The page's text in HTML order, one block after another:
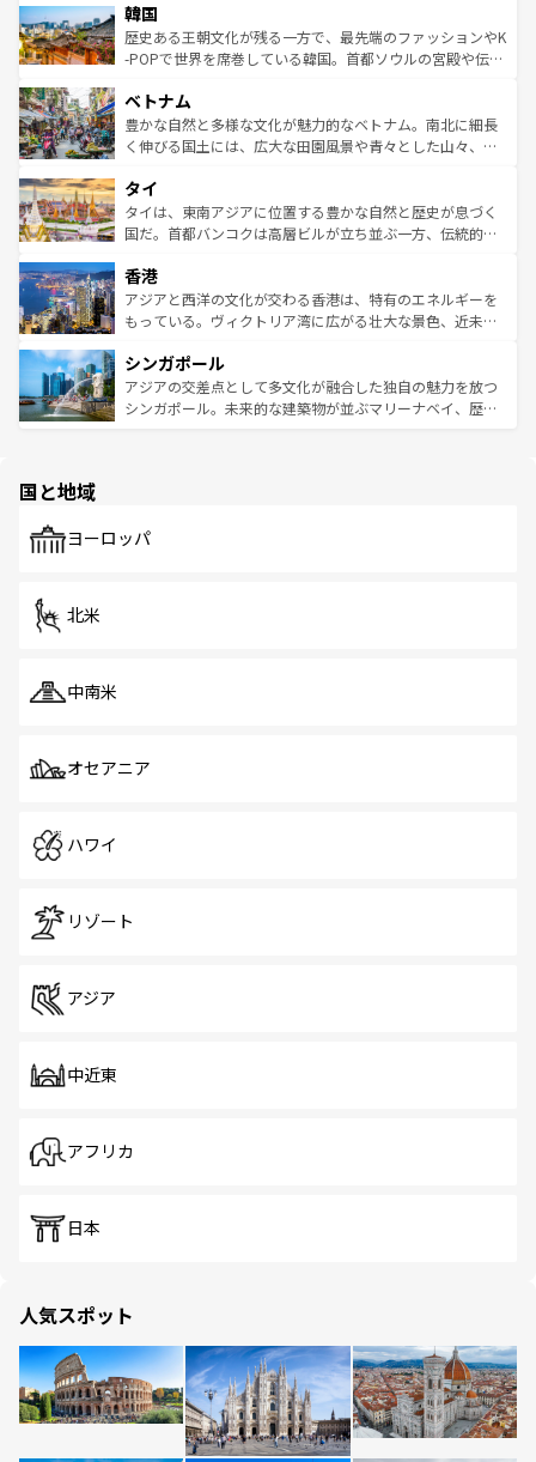
ワイを、存分に味わってほしい。 なお、新着のハワイ情報
はコンテンツ一覧を参照してほしい。
いる。アクティビティも充実しており、サーフィンやダイ
ビング、ハイキングなど、アウトドア好きにはたまらな
い。オーストラリアの多彩な魅力を存分に味わいつくそ
参照してほしい。
ン）、静ひつな山岳地帯である台湾東部など、都市の喧騒
と山間の静けさが共存しており、訪れる人に新しい発見と
驚きをもたらしてくれる。また、奥深い台湾の食文化も魅
容にもいいと評判のスイーツなど、バラエティ豊かな料理
が味わえる。 なお、新着の台湾情報は コンテンツ一覧を参
照してほしい。
韓国
歴史ある王朝文化が残る一方で、最先端のファッションやK
-POPで世界を席巻している韓国。首都ソウルの宮殿や伝統
き、地方に足を延ばせば四季折々の自然美を楽しむことが
できる。そして、キムチや焼肉、絶品のストリートフード
まで、さまざまな韓国料理が待っている。夜には、韓国な
リティに包まれながら、韓国の多彩な魅力を心ゆくまで味
わってみてほしい。 なお、新着の韓国情報はコンテンツ一
覧を参照してほしい。
ベトナム
豊かな自然と多様な文化が魅力的なベトナム。南北に細長
く伸びる国土には、広大な田園風景や青々とした山々、世
急速な発展と共に伝統が息づく。ハノイの古い町並みやホ
ーチミン市のフランス統治時代の建物も、独特の雰囲気を
醸し出している。また、バラエティの豊かさとおいしさで
とつ。フォーやバインミー、ベトナムコーヒーなどは、ぜ
ひ現地で味わいたい。どの地域を訪れてもあたたかい人々
が旅行者を迎えてくれるので、きっと忘れられない旅にな
参照してほしい。
タイ
タイは、東南アジアに位置する豊かな自然と歴史が息づく
国だ。首都バンコクは高層ビルが立ち並ぶ一方、伝統的な
の活気が交差している。北部ではチェンマイなどの山岳地
帯で自然と触れ合い、南部ではプーケットやクラビの美し
いビーチでリゾート気分を楽しむことができる。タイ料理
激する。気候は一年中温暖で、どの季節にも異なる楽しみ
が待っている。親しみやすいタイの人々、仏教を中心とし
た文化、そして多様な観光資源が、訪れる旅人を魅了し続
香港
アジアと西洋の文化が交わる香港は、特有のエネルギーを
もっている。ヴィクトリア湾に広がる壮大な景色、近未来
み、どこを訪れても感動するはず。観光スポットが密集し
ており、効率よく見どころを回れるのも魅力。息をのむよ
うな絶景から文化的な体験まで、香港を存分に楽しみ尽く
シンガポール
アジアの交差点として多文化が融合した独自の魅力を放つ
シンガポール。未来的な建築物が並ぶマリーナベイ、歴史
で、ホーカーズは地元の風情を楽しめる外せないスポット
国と地域
ヨーロッパ
北米
中南米
オセアニア
ハワイ
リゾート
アジア
中近東
アフリカ
日本
人気スポット